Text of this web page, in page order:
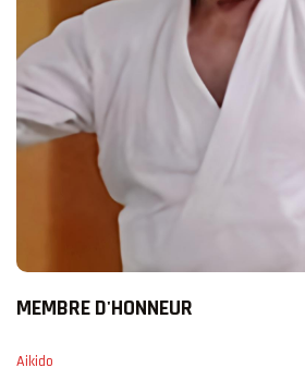
MEMBRE D'HONNEUR
Aikido